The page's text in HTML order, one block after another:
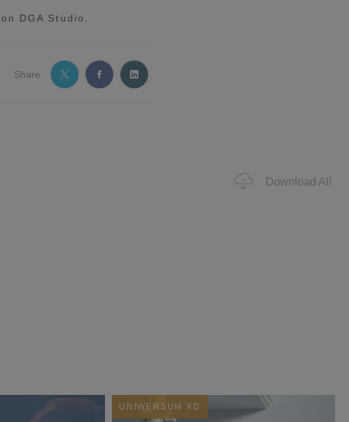
DGA Studio.
Share
Download All
UNIWERSUM XD